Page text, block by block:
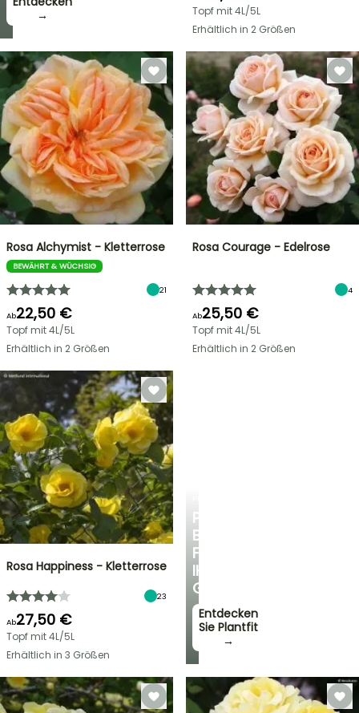
→
→
PERSÖNLICHE
BERATUNG
FÜR
IHREN
GARTEN
Entdecken
Sie Plantfit
→
Topf mit 4L/5L
Erhältlich in 2 Größen
Rosa Alchymist - Kletterrose
BEWÄHRT & WÜCHSIG
21
Ab22,50 €
Topf mit 4L/5L
Erhältlich in 2 Größen
Rosa Courage - Edelrose
4
Ab25,50 €
Topf mit 4L/5L
Erhältlich in 2 Größen
Rosa Happiness - Kletterrose
23
Ab27,50 €
Topf mit 4L/5L
Erhältlich in 3 Größen